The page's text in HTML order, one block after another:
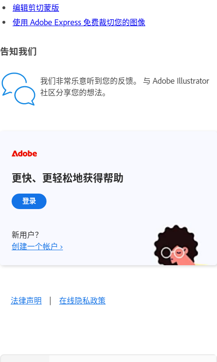
编辑剪切蒙版
使用 Adobe Express 免费裁切您的图像
告知我们
我们非常乐意听到您的反馈。 与 Adobe Illustrator
社区分享您的想法。
更快、更轻松地获得帮助
登录
新用户？
创建一个帐户 ›
法律声明 | 在线隐私政策